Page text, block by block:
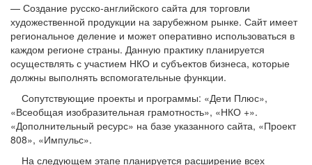
— Создание русско-английского сайта для торговли
художественной продукции на зарубежном рынке. Сайт имеет
региональное деление и может оперативно использоваться в
каждом регионе страны. Данную практику планируется
осуществлять с участием НКО и субъектов бизнеса, которые
должны выполнять вспомогательные функции.
Сопутствующие проекты и программы: «Дети Плюс»,
«Всеобщая изобразительная грамотность», «НКО +».
«Дополнительный ресурс» на базе указанного сайта, «Проект
808», «Импульс».
На следующем этапе планируется расширение всех